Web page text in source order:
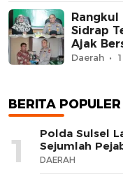
Sidrap
Ajak
Daerah
BERITA POPULER
1
Polda Sulsel
Sejumlah
DAERAH